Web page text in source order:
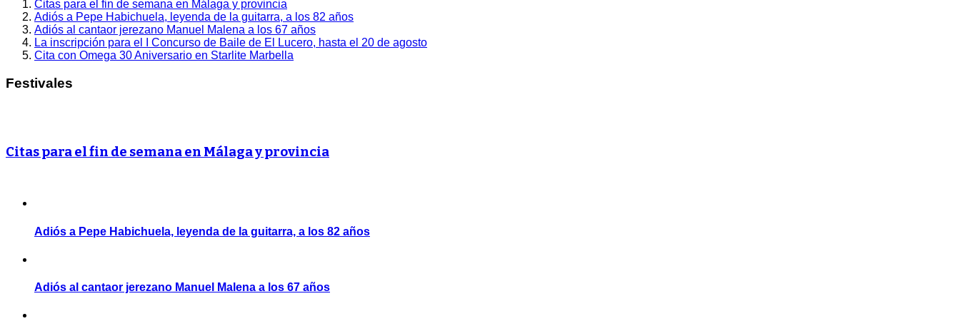
Citas para el fin de semana en Málaga y provincia
Adiós a Pepe Habichuela, leyenda de la guitarra, a los 82 años
Adiós al cantaor jerezano Manuel Malena a los 67 años
La inscripción para el I Concurso de Baile de El Lucero, hasta el 20 de agosto
Cita con Omega 30 Aniversario en Starlite Marbella
Festivales
Citas para el fin de semana en Málaga y provincia
Adiós a Pepe Habichuela, leyenda de la guitarra, a los 82 años
Adiós al cantaor jerezano Manuel Malena a los 67 años